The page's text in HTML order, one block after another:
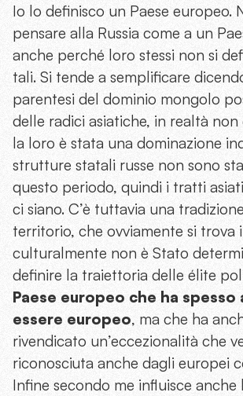
Io lo definisco un Paese europeo.
pensare alla Russia come a un
anche perché loro stessi non si
tali. Si tende a semplificare
parentesi del dominio mongolo
delle radici asiatiche, in realtà non
la loro è stata una dominazione
strutture statali russe non sono
questo periodo, quindi i tratti
ci siano. C’è tuttavia una
territorio, che ovviamente si trova
culturalmente non è Stato
definire la traiettoria delle élite
Paese europeo che ha spesso
essere europeo, ma che ha
rivendicato un’eccezionalità che
riconosciuta anche dagli europei
Infine secondo me influisce anche